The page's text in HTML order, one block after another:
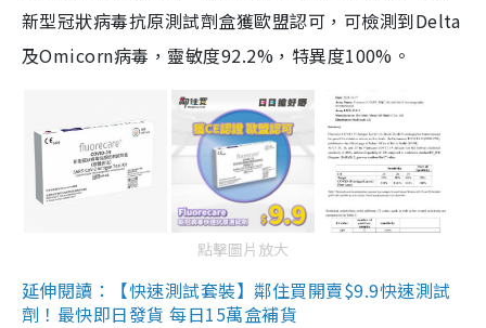
新型冠狀病毒抗原測試劑盒獲歐盟認可，可檢測到Delta
及Omicorn病毒，靈敏度92.2%，特異度100%。
點擊圖片放大
延伸閱讀：【快速測試套裝】鄰住買開賣$9.9快速測試
劑！最快即日發貨 每日15萬盒補貨